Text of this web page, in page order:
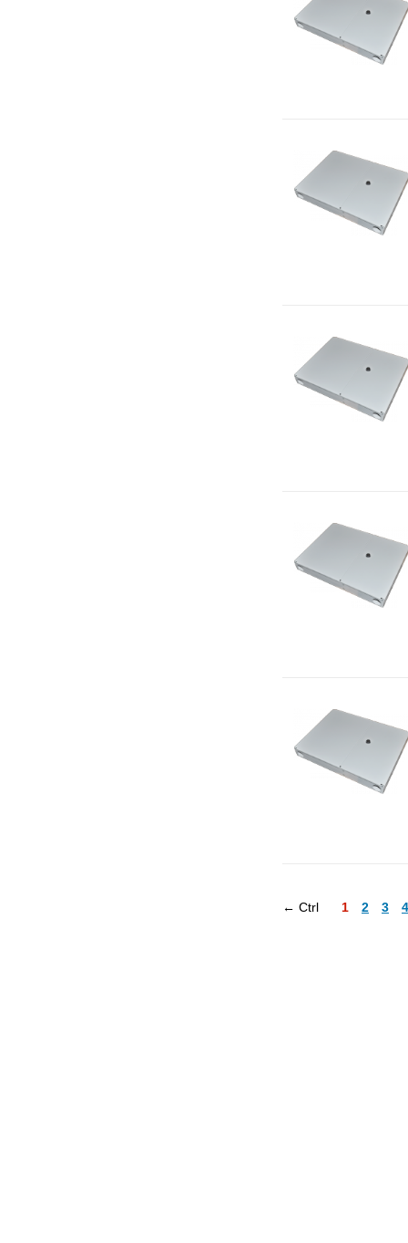
← Ctrl 1 2 3 4